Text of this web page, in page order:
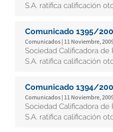
S.A. ratifica calificación
Comunicado 1395/
Comunicados | 11 Noviembre,
Sociedad Calificadora
S.A. ratifica calificación
Comunicado 1394/
Comunicados | 11 Noviembre,
Sociedad Calificadora
S.A. ratifica calificación